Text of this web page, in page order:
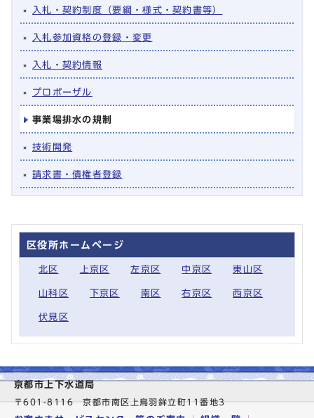
入札・契約制度（要綱・様式・契約書等）
入札参加資格の登録・変更
入札・契約情報
プロポーザル
事業場排水の規制
技術開発
請求書・債権者登録
区役所ホームページ
北区 上京区 左京区 中京区 東山区
山科区 下京区 南区 右京区 西京区
伏見区
京都市上下水道局
〒601-8116 京都市南区上鳥羽鉾立町11番地3